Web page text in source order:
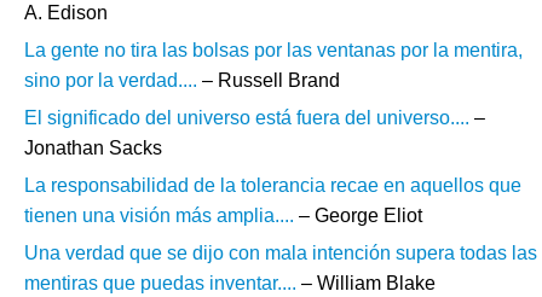
A. Edison
La gente no tira las bolsas por las ventanas por la mentira,
sino por la verdad.... – Russell Brand
El significado del universo está fuera del universo.... –
Jonathan Sacks
La responsabilidad de la tolerancia recae en aquellos que
tienen una visión más amplia.... – George Eliot
Una verdad que se dijo con mala intención supera todas las
mentiras que puedas inventar.... – William Blake